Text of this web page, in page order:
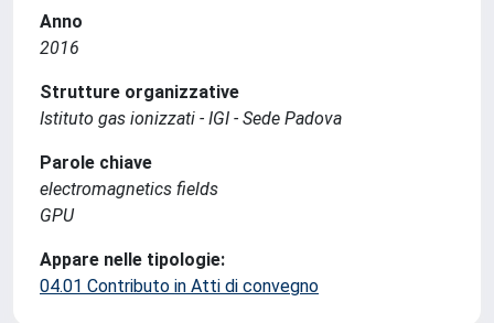
Anno
2016
Strutture organizzative
Istituto gas ionizzati - IGI - Sede Padova
Parole chiave
electromagnetics fields
GPU
Appare nelle tipologie:
04.01 Contributo in Atti di convegno